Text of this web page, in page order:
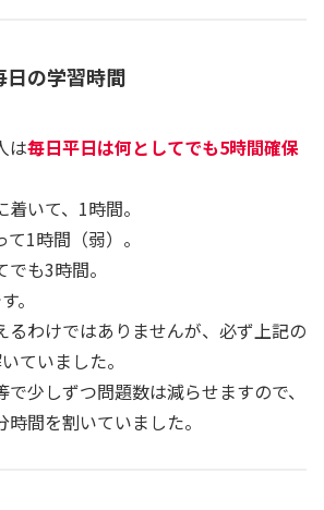
の学習時間
は毎日平日は何としてでも5時間確保
いて、1時間。
1時間（弱）。
も3時間。
。
るわけではありませんが、必ず上記の
ていました。
少しずつ問題数は減らせますので、
間を割いていました。